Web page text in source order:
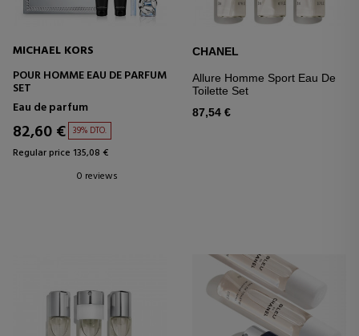
MICHAEL KORS
POUR HOMME EAU DE PARFUM
SET
Eau de parfum
82,60 € 39% DTO.
Regular price 135,08 €
0 reviews
CHANEL
Allure Homme Sport Eau De
Toilette Set
87,54 €